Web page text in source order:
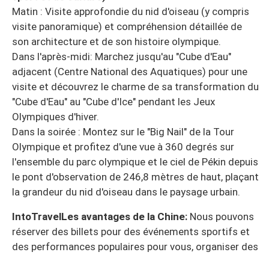
Matin : Visite approfondie du nid d'oiseau (y compris
visite panoramique) et compréhension détaillée de
son architecture et de son histoire olympique.
Dans l'après-midi: Marchez jusqu'au "Cube d'Eau"
adjacent (Centre National des Aquatiques) pour une
visite et découvrez le charme de sa transformation du
"Cube d'Eau" au "Cube d'Ice" pendant les Jeux
Olympiques d'hiver.
Dans la soirée : Montez sur le "Big Nail" de la Tour
Olympique et profitez d'une vue à 360 degrés sur
l'ensemble du parc olympique et le ciel de Pékin depuis
le pont d'observation de 246,8 mètres de haut, plaçant
la grandeur du nid d'oiseau dans le paysage urbain.
IntoTravelLes avantages de la Chine: Nous pouvons
réserver des billets pour des événements sportifs et
des performances populaires pour vous, organiser des